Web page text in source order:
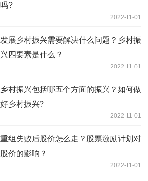
吗?
2022-11-01
发展乡村振兴需要解决什么问题？乡村振
兴四要素是什么？
2022-11-01
乡村振兴包括哪五个方面的振兴？如何做
好乡村振兴?
2022-11-01
重组失败后股价怎么走？股票激励计划对
股价的影响？
2022-11-01